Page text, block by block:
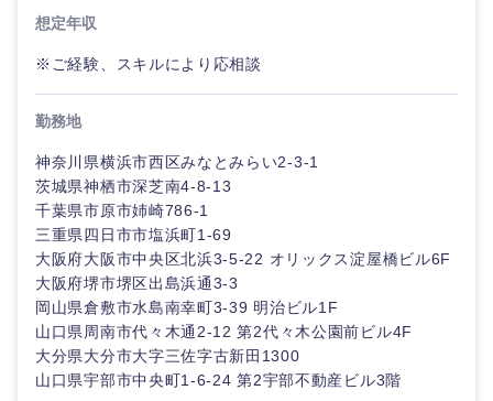
想定年収
※ご経験、スキルにより応相談
勤務地
神奈川県横浜市西区みなとみらい2-3-1
茨城県神栖市深芝南4-8-13
千葉県市原市姉崎786-1
三重県四日市市塩浜町1-69
大阪府大阪市中央区北浜3-5-22 オリックス淀屋橋ビル6F
大阪府堺市堺区出島浜通3-3
岡山県倉敷市水島南幸町3-39 明治ビル1F
山口県周南市代々木通2-12 第2代々木公園前ビル4F
大分県大分市大字三佐字古新田1300
山口県宇部市中央町1-6-24 第2宇部不動産ビル3階